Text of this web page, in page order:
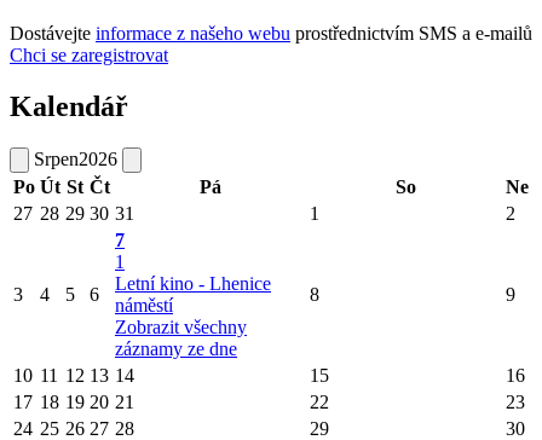
Dostávejte informace z našeho webu prostřednictvím SMS a e-mailů
Chci se zaregistrovat
Kalendář
Srpen2026
Po Út St Čt Pá So
Ne
27 28 29 30 31 1 2
3 4 5 6
7
1
Letní kino - Lhenice
náměstí
Zobrazit všechny
záznamy ze dne
8 9
10 11 12 13 14 15
16
17 18 19 20 21 22
23
24 25 26 27 28 29 30